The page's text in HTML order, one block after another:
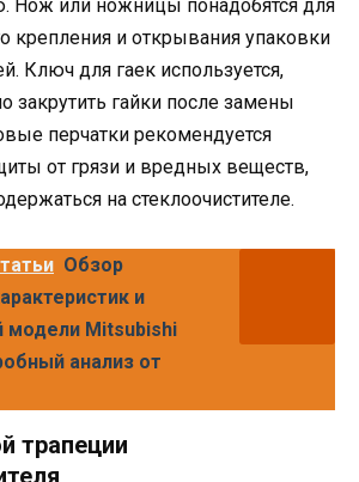
Нож или ножницы понадобятся для
крепления и открывания упаковки
Ключ для гаек используется,
закрутить гайки после замены
перчатки рекомендуется
от грязи и вредных веществ,
на стеклоочистителе.
Обзор
и
модели Mitsubishi
анализ от
трапеции